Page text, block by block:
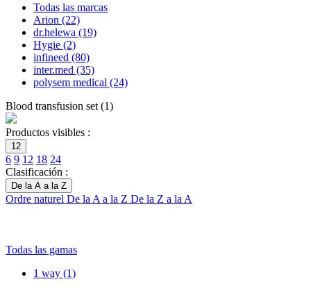
Todas las marcas
Arion (22)
dr.helewa (19)
Hygie (2)
infineed (80)
inter.med (35)
polysem medical (24)
Blood transfusion set (1)
Productos visibles :
12
6 9 12 18 24
Clasificación :
De la A a la Z
Ordre naturel De la A a la Z De la Z a la A
Todas las gamas
1 way (1)